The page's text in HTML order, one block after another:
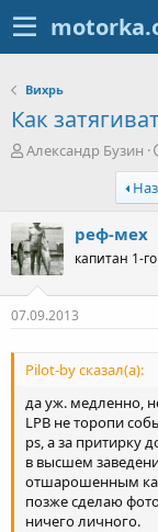
Вихрь
Как
А
р
т
е
ы
Александр Бузин
реф-мех
капитан 1-
07.09.2013
Pilot-by сказал(а):
да уж. медленно,
LPB не торопи
ps, а за притирку
в высшем
отшарошенным
позже сделаю
ничего личного.